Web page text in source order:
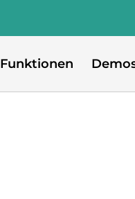
Funktionen